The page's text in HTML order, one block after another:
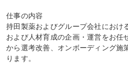
仕事の内容
持田製薬およびグループ会社におけ
および人材育成の企画・運営をお任
から選考改善、オンボーディング施
ります。